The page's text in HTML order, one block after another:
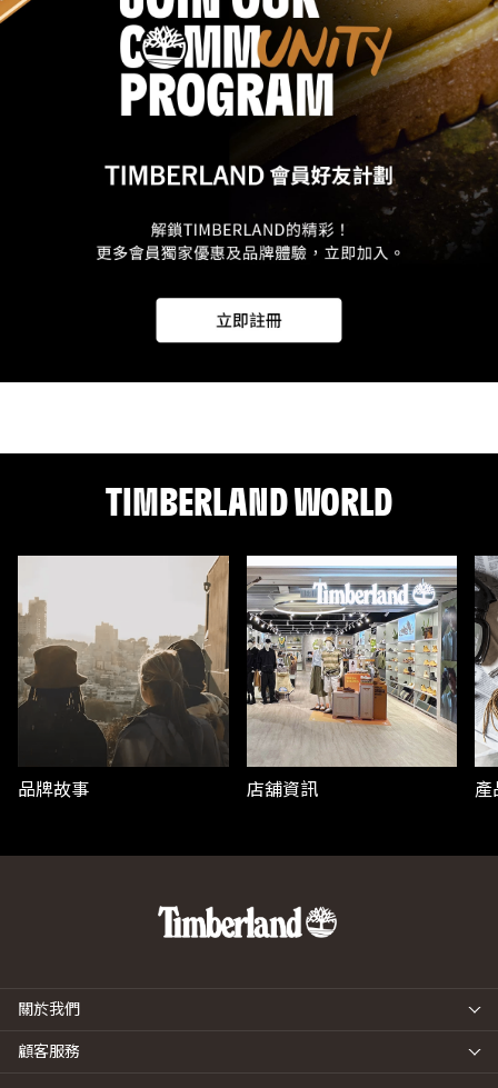
TIMBERLAND WORLD
品牌故事 店舖資訊 產
關於我們
顧客服務